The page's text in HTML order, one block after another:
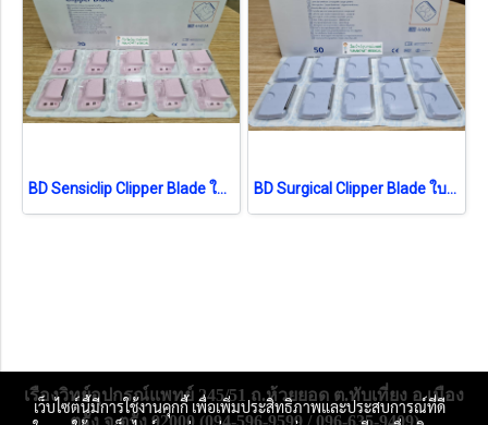
BD Sensiclip Clipper Blade ใบมีดอ่อนโยน (4430A) (1ชิ้น) (exp 05-2025) BD Surgical Clipper Blade ใบมีด (4406) (1 ชิ้น) (exp 04-2026)
เรืองวิทย์อุปกรณ์แพทย์ 245/51 ถ.ห้วยยอด ต.ทับเที่ยง อ.เมือง
ตรัง จ.ตรัง 92000 (094-596-9599 / 096-635-9409)
เว็บไซต์นี้มีการใช้งานคุกกี้ เพื่อเพิ่มประสิทธิภาพและประสบการณ์ที่ดี